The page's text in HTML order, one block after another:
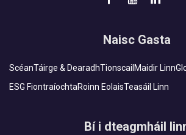
Naisc Gasta
ScéanTáirge & DearadhTionscail Maidir Linn
ESG FiontraíochtaRoinn EolaisTeasáil Linn
Bí i dteagmháil